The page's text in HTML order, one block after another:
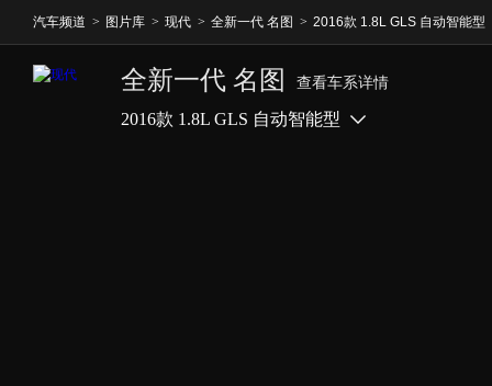
汽车频道 > 图片库 > 现代 > 全新一代 名图 > 2016款 1.8L GLS 自动智能型
全新一代 名图 查看车系详情
2016款 1.8L GLS 自动智能型